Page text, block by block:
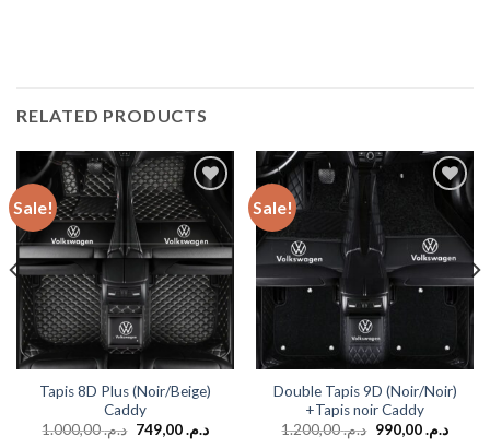
RELATED PRODUCTS
Sale!
Add to
wishlist
Tapis 8D Plus (Noir/Beige)
Caddy
د.م.1.000,00 د.م.749,00
Sale!
Add to
wishlist
Double Tapis 9D (Noir/Noir)
+Tapis noir Caddy
د.م.1.200,00 د.م.990,00